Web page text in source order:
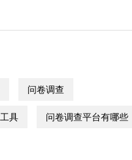
问卷调查
具 问卷调查平台有哪些